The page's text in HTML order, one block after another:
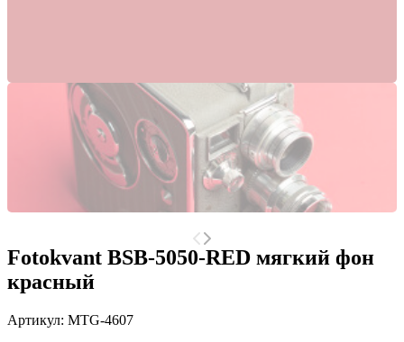
Fotokvant BSB-5050-RED мягкий фон
красный
Артикул: MTG-4607